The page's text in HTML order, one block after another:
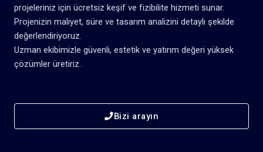
projeleriniz için ücretsiz keşif ve fizibilite hizmeti sunar.
Projenizin maliyet, süre ve tasarım analizini detaylı şekilde
değerlendiriyoruz.
Uzman ekibimizle güvenli, estetik ve yatırım değeri yüksek
çözümler üretiriz.
Bizi arayın